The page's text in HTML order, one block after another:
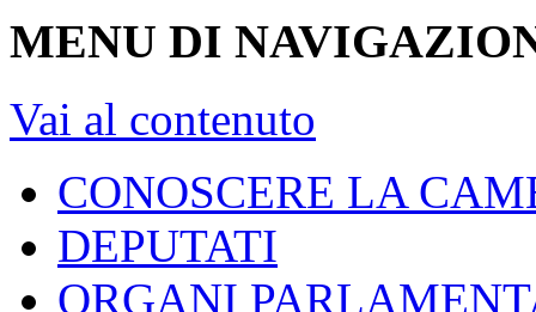
MENU DI
Vai al contenuto
CONOSCERE LA
DEPUTATI
ORGANI